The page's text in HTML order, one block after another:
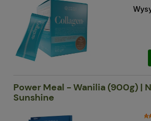
Power Meal - Wanilia (900g) |
Sunshine